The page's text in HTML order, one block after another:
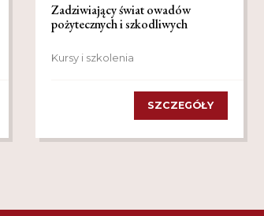
Zadziwiający świat owadów
pożytecznych i szkodliwych
Kursy i szkolenia
SZCZEGÓŁY